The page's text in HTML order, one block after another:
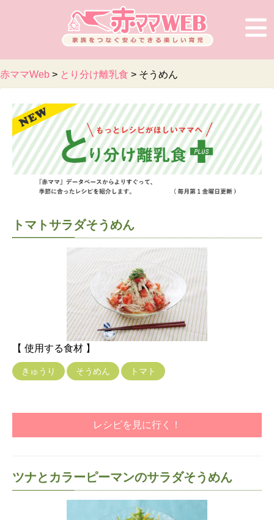
赤ママWeb > とり分け離乳食 > そうめん
トマトサラダそうめん
【 使用する食材 】
きゅうり そうめん トマト
レシピを見に行く！
ツナとカラーピーマンのサラダそうめん